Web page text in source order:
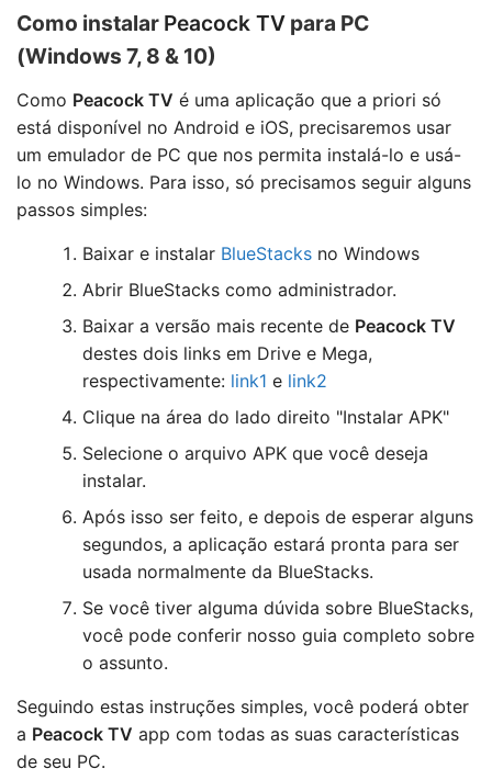
Como instalar Peacock TV para PC
(Windows 7, 8 & 10)
Como Peacock TV é uma aplicação que a priori só
está disponível no Android e iOS, precisaremos usar
um emulador de PC que nos permita instalá-lo e usá-
lo no Windows. Para isso, só precisamos seguir alguns
passos simples:
Baixar e instalar BlueStacks no Windows
Abrir BlueStacks como administrador.
Baixar a versão mais recente de Peacock TV
destes dois links em Drive e Mega,
respectivamente: link1 e link2
Clique na área do lado direito "Instalar APK"
Selecione o arquivo APK que você deseja
instalar.
Após isso ser feito, e depois de esperar alguns
segundos, a aplicação estará pronta para ser
usada normalmente da BlueStacks.
Se você tiver alguma dúvida sobre BlueStacks,
você pode conferir nosso guia completo sobre
o assunto.
Seguindo estas instruções simples, você poderá obter
a Peacock TV app com todas as suas características
de seu PC.